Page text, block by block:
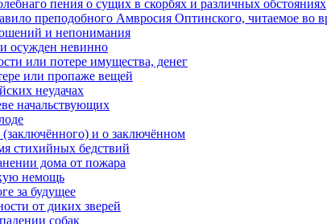
пения о сущих в скорбях и различных обстояниях
преподобного Амвросия Оптинского, читаемое во
и непонимания
осужден невинно
или потере имущества, денег
или пропаже вещей
неудачах
начальствующих
и о заключённом
стихийных бедствий
дома от пожара
немощь
за будущее
от диких зверей
собак